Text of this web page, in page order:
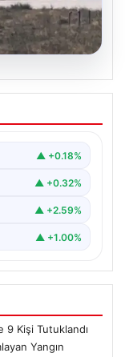
Uçakları
açıklamada,
▲ +0.18%
▲ +0.32%
▲ +2.59%
▲ +1.00%
9 Kişi Tutuklandı
Yangın